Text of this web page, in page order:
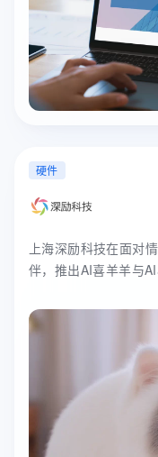
硬件
上海深励科技在面对
伴，推出AI喜羊羊与